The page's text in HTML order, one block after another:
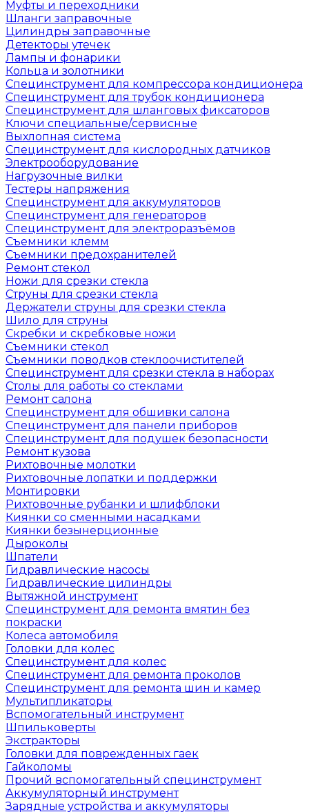
Муфты и переходники
Шланги заправочные
Цилиндры заправочные
Детекторы утечек
Лампы и фонарики
Кольца и золотники
Специнструмент для компрессора кондиционера
Специнструмент для трубок кондиционера
Специнструмент для шланговых фиксаторов
Ключи специальные/сервисные
Выхлопная система
Специнструмент для кислородных датчиков
Электрооборудование
Нагрузочные вилки
Тестеры напряжения
Специнструмент для аккумуляторов
Специнструмент для генераторов
Специнструмент для электроразъёмов
Съемники клемм
Съемники предохранителей
Ремонт стекол
Ножи для срезки стекла
Струны для срезки стекла
Держатели струны для срезки стекла
Шило для струны
Скребки и скребковые ножи
Съемники стекол
Съемники поводков стеклоочистителей
Специнструмент для срезки стекла в наборах
Столы для работы со стеклами
Ремонт салона
Специнструмент для обшивки салона
Специнструмент для панели приборов
Специнструмент для подушек безопасности
Ремонт кузова
Рихтовочные молотки
Рихтовочные лопатки и поддержки
Монтировки
Рихтовочные рубанки и шлифблоки
Киянки со сменными насадками
Киянки безынерционные
Дыроколы
Шпатели
Гидравлические насосы
Гидравлические цилиндры
Вытяжной инструмент
Специнструмент для ремонта вмятин без
покраски
Колеса автомобиля
Головки для колес
Специнструмент для колес
Специнструмент для ремонта проколов
Специнструмент для ремонта шин и камер
Мультипликаторы
Вспомогательный инструмент
Шпильковерты
Экстракторы
Головки для поврежденных гаек
Гайколомы
Прочий вспомогательный специнструмент
Аккумуляторный инструмент
Зарядные устройства и аккумуляторы